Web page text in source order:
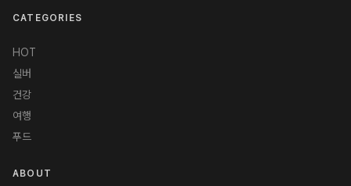
CATEGORIES
HOT
실버
건강
여행
푸드
ABOUT